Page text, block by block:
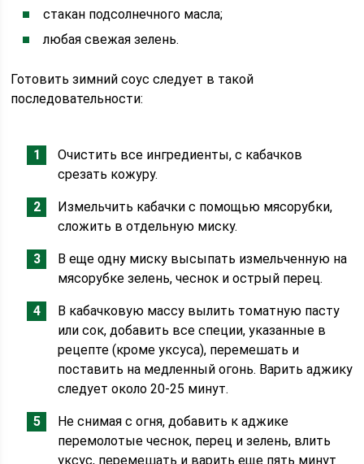
стакан подсолнечного масла;
любая свежая зелень.
Готовить зимний соус следует в такой
последовательности:
Очистить все ингредиенты, с кабачков
срезать кожуру.
Измельчить кабачки с помощью мясорубки,
сложить в отдельную миску.
В еще одну миску высыпать измельченную на
мясорубке зелень, чеснок и острый перец.
В кабачковую массу вылить томатную пасту
или сок, добавить все специи, указанные в
рецепте (кроме уксуса), перемешать и
поставить на медленный огонь. Варить аджику
следует около 20-25 минут.
Не снимая с огня, добавить к аджике
перемолотые чеснок, перец и зелень, влить
уксус, перемешать и варить еще пять минут